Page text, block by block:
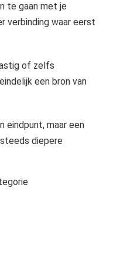
te gaan met je
verbinding waar eerst
of zelfs
een bron van
eindpunt, maar een
diepere